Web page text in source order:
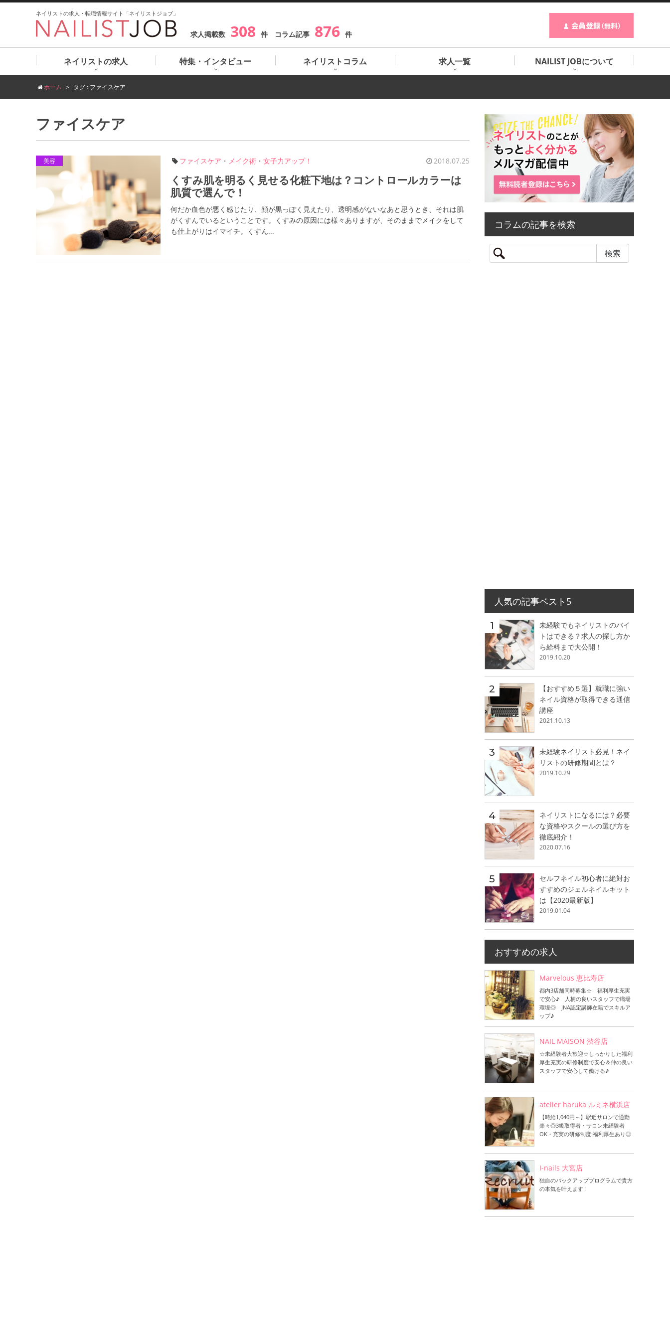
ネイリストの求人・転職情報サイト「ネイリストジョブ」
求人掲載数 308 件 コラム記事 876 件
ネイリストの求人 特集・インタビュー ネイリストコラム 求人一覧 NAILIST JOBについて
ホーム タグ : ファイスケア
ファイスケア
美容 ファイスケア ・ メイク術 ・ 女子力アップ！ 2018.07.25
くすみ肌を明るく見せる化粧下地は？コントロールカラーは
肌質で選んで！
何だか血色が悪く感じたり、顔が黒っぽく見えたり、透明感がないなあと思うとき、それは肌
がくすんでいるということです。くすみの原因には様々ありますが、そのままでメイクをして
も仕上がりはイマイチ。くすん...
コラムの記事を検索
人気の記事ベスト5
未経験でもネイリストのバイ
トはできる？求人の探し方か
ら給料まで大公開！
2019.10.20
【おすすめ５選】就職に強い
ネイル資格が取得できる通信
講座
2021.10.13
未経験ネイリスト必見！ネイ
リストの研修期間とは？
2019.10.29
ネイリストになるには？必要
な資格やスクールの選び方を
徹底紹介！
2020.07.16
セルフネイル初心者に絶対お
すすめのジェルネイルキット
は【2020最新版】
2019.01.04
おすすめの求人
Marvelous 恵比寿店
都内3店舗同時募集☆ 福利厚生充実
で安心♪ 人柄の良いスタッフで職場
環境◎ JNA認定講師在籍でスキルア
ップ♪
NAIL MAISON 渋谷店
☆未経験者大歓迎☆しっかりした福利
厚生充実の研修制度で安心＆仲の良い
スタッフで安心して働ける♪
atelier haruka ルミネ横浜店
【時給1,040円～】駅近サロンで通勤
楽々◎3級取得者・サロン未経験者
OK・充実の研修制度:福利厚生あり◎
I-nails 大宮店
独自のバックアッププログラムで貴方
の本気を叶えます！